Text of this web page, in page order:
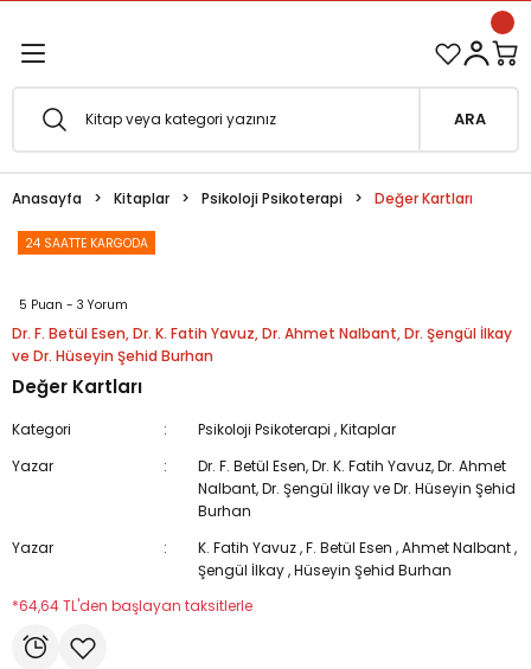
Esfârü'l-Erbaâ Seti şimdi satışta!
Metafor
ARA
Anasayfa Kitaplar Psikoloji Psikoterapi Değer Kartları
24 SAATTE KARGODA
5 Puan - 3 Yorum
Dr. F. Betül Esen, Dr. K. Fatih Yavuz, Dr. Ahmet Nalbant, Dr. Şengül İlkay
ve Dr. Hüseyin Şehid Burhan
Değer Kartları
Kategori Psikoloji Psikoterapi ,Kitaplar
Yazar
Dr. F. Betül Esen, Dr. K. Fatih Yavuz, Dr. Ahmet
Nalbant, Dr. Şengül İlkay ve Dr. Hüseyin Şehid
Burhan
Yazar
K. Fatih Yavuz,F. Betül Esen,Ahmet Nalbant,
Şengül İlkay,Hüseyin Şehid Burhan
*64,64 TL'den başlayan taksitlerle